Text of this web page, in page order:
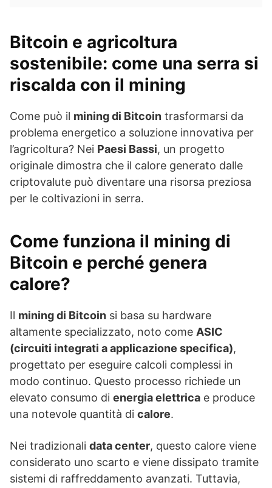
Bitcoin e agricoltura
sostenibile: come una serra si
riscalda con il mining
Come può il mining di Bitcoin trasformarsi da
problema energetico a soluzione innovativa per
l’agricoltura? Nei Paesi Bassi, un progetto
originale dimostra che il calore generato dalle
criptovalute può diventare una risorsa preziosa
per le coltivazioni in serra.
Come funziona il mining di
Bitcoin e perché genera
calore?
Il mining di Bitcoin si basa su hardware
altamente specializzato, noto come ASIC
(circuiti integrati a applicazione specifica),
progettato per eseguire calcoli complessi in
modo continuo. Questo processo richiede un
elevato consumo di energia elettrica e produce
una notevole quantità di calore.
Nei tradizionali data center, questo calore viene
considerato uno scarto e viene dissipato tramite
sistemi di raffreddamento avanzati. Tuttavia,